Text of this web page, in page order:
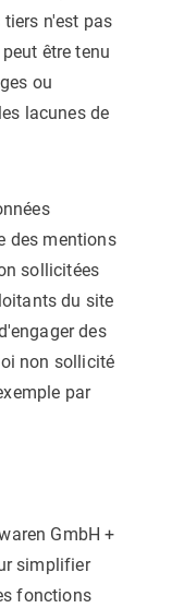
n'est pas
être tenu
ou
lacunes de
des mentions
sollicitées
du site
des
non sollicité
par
GmbH +
simplifier
fonctions